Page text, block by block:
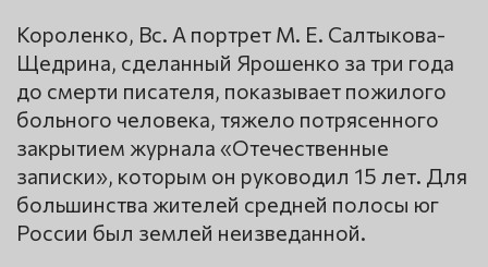
Короленко, Вс. А портрет М. Е. Салтыкова-
Щедрина, сделанный Ярошенко за три года
до смерти писателя, показывает пожилого
больного человека, тяжело потрясенного
закрытием журнала «Отечественные
записки», которым он руководил 15 лет. Для
большинства жителей средней полосы юг
России был землей неизведанной.